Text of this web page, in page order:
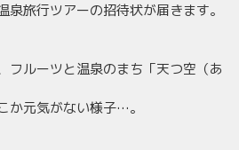
泉旅行ツアーの招待状が届きます。
フルーツと温泉のまち「天つ空（あ
か元気がない様子…。